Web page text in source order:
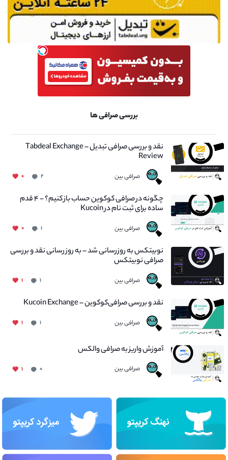
بررسی صرافی ها
نقد و بررسی صرافی تبدیل – Tabdeal Exchange
Review
صرافی بین ۲ ۰
چگونه در صرافی کوکوین حساب باز کنیم؟ - ۴ قدم
ساده برای ثبت نام در Kucoin
صرافی بین ۱ ۰
نوبیتکس به روزرسانی شد – به روز رسانی نقد و بررسی
صرافی نوبیتکس
صرافی بین ۱ ۱
نقد و بررسی صرافی‌کوکوین – Kucoin Exchange
صرافی بین ۱ ۱
آموزش واریز به صرافی والکس
صرافی بین ۰ ۱